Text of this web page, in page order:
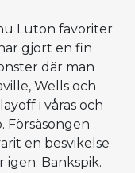
Luton favoriter
gjort en fin
där man
Wells och
i våras och
Försäsongen
en besvikelse
igen. Bankspik.